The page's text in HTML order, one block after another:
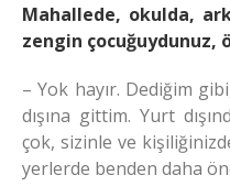
Mahallede, okulda,
zengin çocuğuydunuz,
– Yok hayır. Dediğim
dışına gittim. Yurt
çok, sizinle ve
yerlerde benden daha